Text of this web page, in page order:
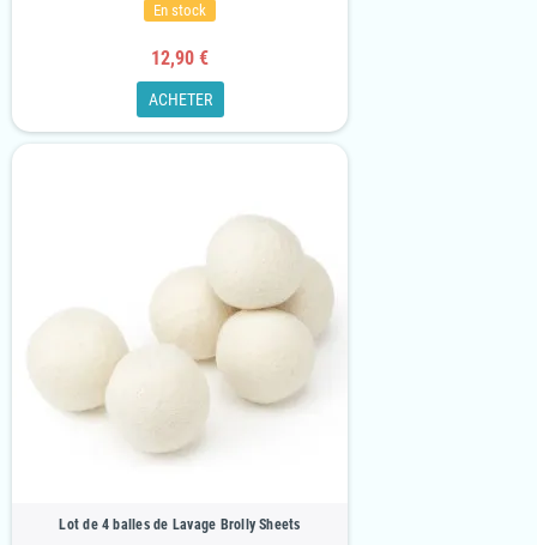
En stock
12,90 €
ACHETER
Lot de 4 balles de Lavage Brolly Sheets